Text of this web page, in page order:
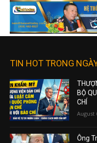
TIN HOT TRONG
BỘ
CHÍ
August
Ông